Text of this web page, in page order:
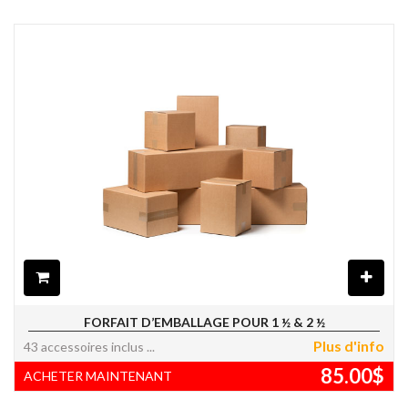
FORFAIT D’EMBALLAGE POUR 1 ½ & 2 ½
43 accessoires inclus
Plus d'info
ACHETER MAINTENANT 85.00$